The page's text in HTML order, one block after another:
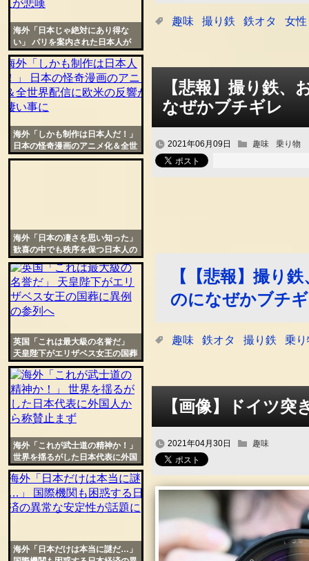
趣味 撮り鉄 鉄オタ 女性
【悲報】撮り鉄
なぜかブチギレ
2021年06月09日 趣味 乗り物
【【悲報】撮り
のになぜかブチ
趣味 鉄オタ 撮り鉄 乗り
【画像】ドイツ突
2021年04月30日 趣味
海外「日本じゃ絶対にあり得な
い」 パリを案内された日本人が
ドン引きした光景に仏人が悲嘆
海外「しかも制作は日本人だ！」
日本の怪奇漫画のアニメ化＆全世
界配信に欧米の反響が物凄い事に
海外「日本の凄さを思い知った」
歓喜の中でも秩序を保つ日本人の
姿に世界から称賛の声
英国「これは最大級の名誉だ」
天皇陛下がエリザベス女王の国葬
に異例の参列へ
海外「これが武士道の精神か！」
世界を揺るがした日本代表に外国
人から称賛止まず
海外「日本だけは本当に謎だ…」